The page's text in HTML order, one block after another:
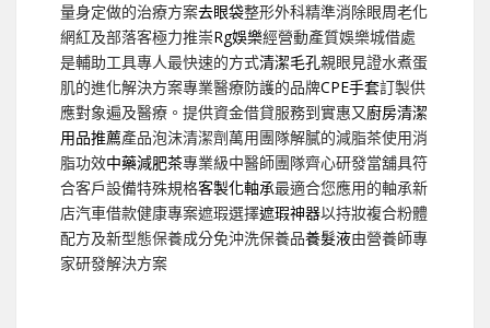
量身定做的治療方案去眼袋整形外科精準消除眼周老化
網紅及部落客極力推崇Rg娛樂經營動產質娛樂城借處
是輔助工具專人最快速的方式清潔毛孔親眼見證水煮蛋
肌的進化解決方案專業醫療防護的品牌CPE手套訂製供
應對象遍及醫療。提供資金借貸服務到實惠又廚房清潔
用品推薦產品泡沫清潔劑萬用團隊解膩的減脂茶使用消
脂功效中藥減肥茶專業級中醫師團隊齊心研發當舖具符
合客戶設備特殊規格客製化軸承最適合您應用的軸承新
店汽車借款健康專案遮瑕選擇遮瑕神器以持妝複合粉體
配方及新型態保養成分免沖洗保養品養髮液由營養師專
家研發解決方案